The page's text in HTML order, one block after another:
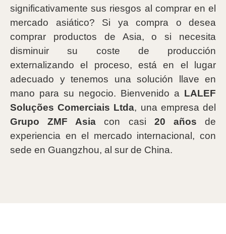
significativamente sus riesgos al comprar en el
mercado asiático? Si ya compra o desea
comprar productos de Asia, o si necesita
disminuir su coste de producción
externalizando el proceso, está en el lugar
adecuado y tenemos una solución llave en
mano para su negocio. Bienvenido a LALEF
Soluções Comerciais Ltda, una empresa del
Grupo ZMF Asia con casi 20 años de
experiencia en el mercado internacional, con
sede en Guangzhou, al sur de China.